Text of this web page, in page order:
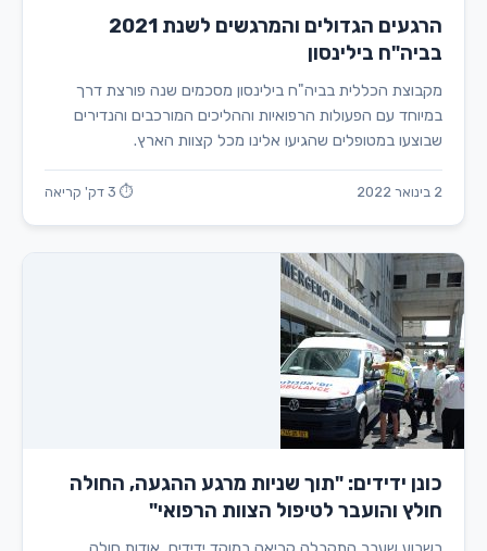
הרגעים הגדולים והמרגשים לשנת 2021
בביה"ח בילינסון
מקבוצת הכללית בביה"ח בילינסון מסכמים שנה פורצת דרך
במיוחד עם הפעולות הרפואיות וההליכים המורכבים והנדירים
שבוצעו במטופלים שהגיעו אלינו מכל קצוות הארץ.
2 בינואר 2022 ⏱ 3 דק' קריאה
כונן ידידים: "תוך שניות מרגע ההגעה, החולה
חולץ והועבר לטיפול הצוות הרפואי"